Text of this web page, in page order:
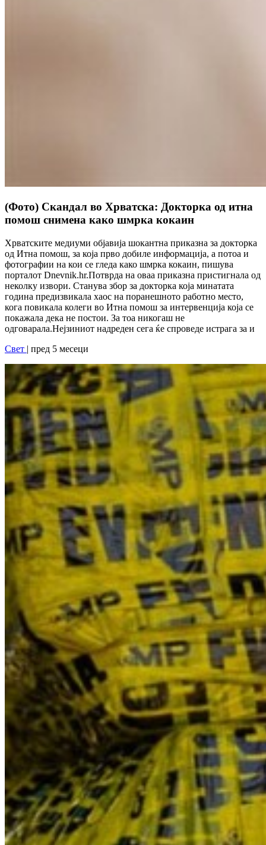
(Фото) Скандал во Хрватска: Докторка од итна
помош снимена како шмрка кокаин
Хрватските медиуми објавија шокантна приказна за докторка
од Итна помош, за која прво добиле информација, а потоа и
фотографии на кои се гледа како шмрка кокаин, пишува
порталот Dnevnik.hr.Потврда на оваа приказна пристигнала од
неколку извори. Станува збор за докторка која минатата
година предизвикала хаос на поранешното работно место,
кога повикала колеги во Итна помош за интервенција која се
покажала дека не постои. За тоа никогаш не
одговарала.Нејзиниот надреден сега ќе спроведе истрага за и
Свет | пред 5 месеци